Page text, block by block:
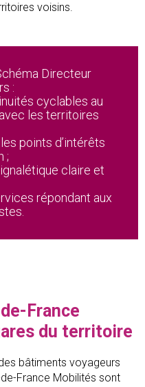
voisins.
Directeur
:
cyclables au
les territoires
points d’intérêts
;
claire et
répondant aux
France
du territoire
bâtiments voyageurs
France Mobilités sont